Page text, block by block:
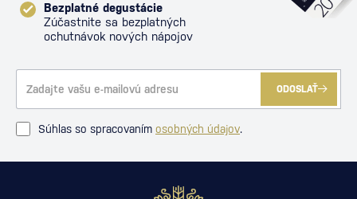
Bezplatné degustácie
Zúčastnite sa bezplatných
ochutnávok nových nápojov
ODOSLAŤ
Súhlas so spracovaním osobných údajov.